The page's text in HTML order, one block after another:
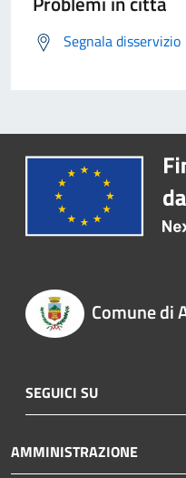
Segnala disservizio
Comune di
SEGUICI SU
AMMINISTRAZIONE